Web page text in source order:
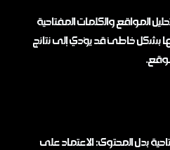
المواقع والكلمات المفتاحية
بشكل خاطئ قد يؤدي إلى نتائج
بدل المحتوى: الاعتماد على